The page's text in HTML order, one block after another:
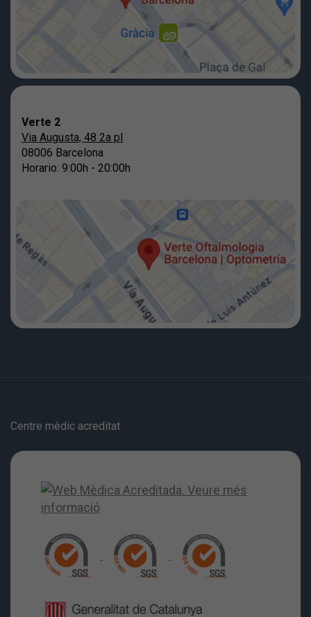
Verte 2
Via Augusta, 48 2a pl
08006 Barcelona
Horario: 9:00h - 20:00h
Centre mèdic acreditat